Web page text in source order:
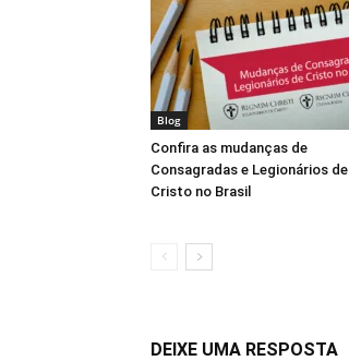
Blog
Confira as mudanças de
Consagradas e Legionários de
Cristo no Brasil
DEIXE UMA RESPOSTA